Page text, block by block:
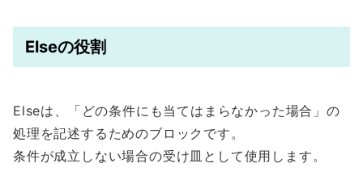
Elseの役割
Elseは、「どの条件にも当てはまらなかった場合」の
処理を記述するためのブロックです。
条件が成立しない場合の受け皿として使用します。